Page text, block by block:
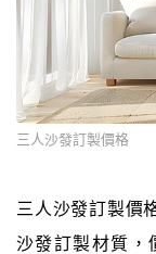
三人沙發訂製價格
三人沙發訂製價
沙發訂製材質，